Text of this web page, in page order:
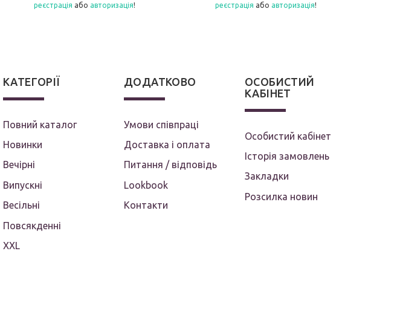
реєстрація або авторизація!
реєстрація або авторизація!
КАТЕГОРІЇ
Повний каталог
Новинки
Вечірні
Випускні
Весільні
Повсякденні
XXL
ДОДАТКОВО
Умови співпраці
Доставка і оплата
Питання / відповідь
Lookbook
Контакти
ОСОБИСТИЙ
КАБІНЕТ
Особистий кабінет
Історія замовлень
Закладки
Розсилка новин